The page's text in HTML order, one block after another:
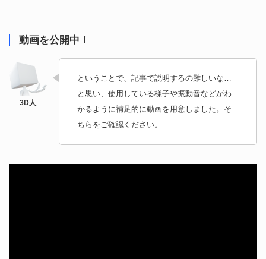
動画を公開中！
ということで、記事で説明するの難しいな…
と思い、使用している様子や振動音などがわ
かるように補足的に動画を用意しました。そ
ちらをご確認ください。